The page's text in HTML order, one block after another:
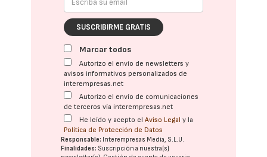
SUSCRIBIRME GRATIS
Marcar todos
Autorizo el envío de newsletters y
avisos informativos personalizados de
interempresas.net
Autorizo el envío de comunicaciones
de terceros vía interempresas.net
He leído y acepto elAviso Legal y la
Política de Protección de Datos
Responsable: Interempresas Media, S.L.U.
Finalidades: Suscripción a nuestra(s)